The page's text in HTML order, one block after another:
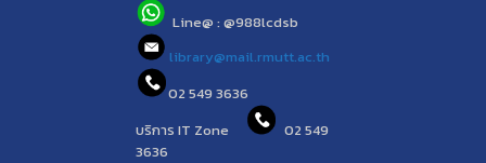
Line@ : @988lcdsb
library@mail.rmutt.ac.th
02 549 3636
บริการ IT Zone
02 549
3636